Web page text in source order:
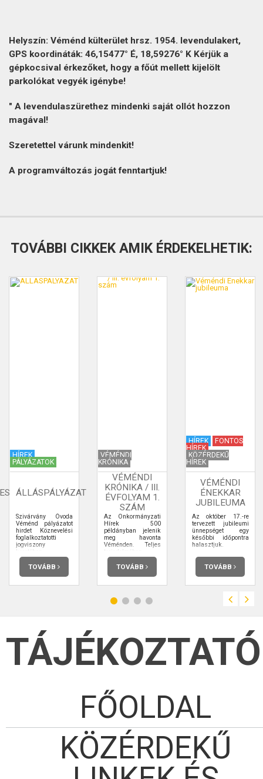
Helyszín: Véménd külterület hrsz. 1954. levendulakert,
GPS koordináták: 46,15477° É, 18,59276° K Kérjük a
gépkocsival érkezőket, hogy a főút mellett kijelölt
parkolókat vegyék igénybe!
" A levendulaszürethez mindenki saját ollót hozzon
magával!
Szeretettel várunk mindenkit!
A programváltozás jogát fenntartjuk!
TOVÁBBI CIKKEK AMIK ÉRDEKELHETIK:
HÍREK
PÁLYÁZATOK
ÁLLÁSPÁLYÁZAT
Szivárvány Óvoda
Véménd pályázatot
hirdet Köznevelési
foglalkoztatotti
jogviszony
keretében
TOVÁBB
VÉMÉNDI
KRÓNIKA
VÉMÉNDI
KRÓNIKA / III.
ÉVFOLYAM 1.
SZÁM
Az Önkormányzati
Hírek 500
példányban jelenik
meg havonta
Véménden. Teljes
terjedelmében
elolvashatja.
TOVÁBB
HÍREK
FONTOS
HÍREK
KÖZÉRDEKŰ
HÍREK
VÉMÉNDI
ÉNEKKAR
JUBILEUMA
Az október 17.-re
tervezett jubileumi
ünnepséget egy
későbbi időpontra
halasztjuk.
TOVÁBB
FŐOLDAL
KÖZÉRDEKŰ